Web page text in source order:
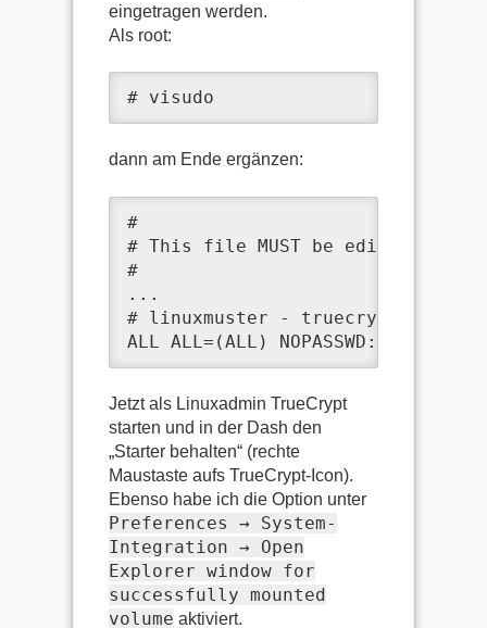
eingetragen werden.
Als root:
# visudo
dann am Ende ergänzen:
#
# This file MUST be edited with
#
...
# linuxmuster - truecrypt
ALL ALL=(ALL) NOPASSWD:/usr/
Jetzt als Linuxadmin TrueCrypt
starten und in der Dash den
„Starter behalten“ (rechte
Maustaste aufs TrueCrypt-Icon).
Ebenso habe ich die Option unter
Preferences → System-
Integration → Open
Explorer window for
successfully mounted
volume aktiviert.